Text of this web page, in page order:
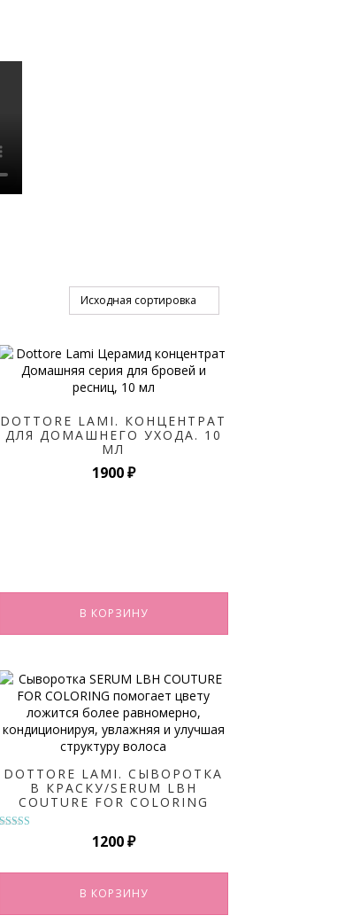
DOTTORE LAMI. КОНЦЕНТРАТ
ДЛЯ ДОМАШНЕГО УХОДА. 10
МЛ
1900₽
В КОРЗИНУ
DOTTORE LAMI. СЫВОРОТКА
В КРАСКУ/SERUM LBH
COUTURE FOR COLORING
1200₽
В КОРЗИНУ